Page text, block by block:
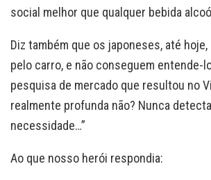
social melhor que qualquer bebida
Diz também que os japoneses, até
pelo carro, e não conseguem entende-
pesquisa de mercado que resultou no
realmente profunda não? Nunca
necessidade…”
Ao que nosso herói respondia: